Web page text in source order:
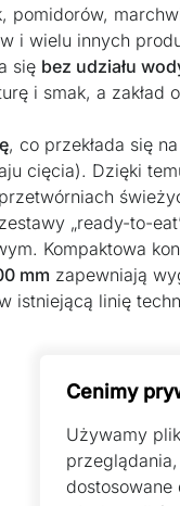
pomidorów,
i wielu innych
się bez udziału
i smak, a zakład
, co przekłada się na
cięcia). Dzięki
„ready-to-
Kompaktowa
mm zapewniają
istniejącą linię
Cenimy
Używamy
do
o tym, jak
Partnerzy mogą
z ich usług.
nich. Te pliki cookie
umożliwiają
język lub region, w